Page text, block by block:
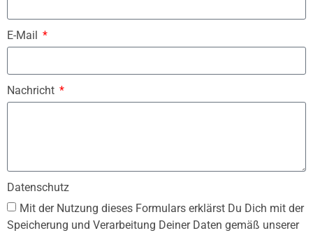
E-Mail
Nachricht
Datenschutz
Mit der Nutzung dieses Formulars erklärst Du Dich mit der
Speicherung und Verarbeitung Deiner Daten gemäß unserer